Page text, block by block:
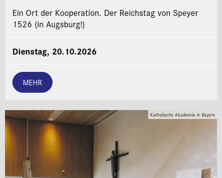
Ein Ort der Kooperation. Der Reichstag von Speyer
1526 (in Augsburg!)
Dienstag, 20.10.2026
MEHR
Katholische Akademie in Bayern